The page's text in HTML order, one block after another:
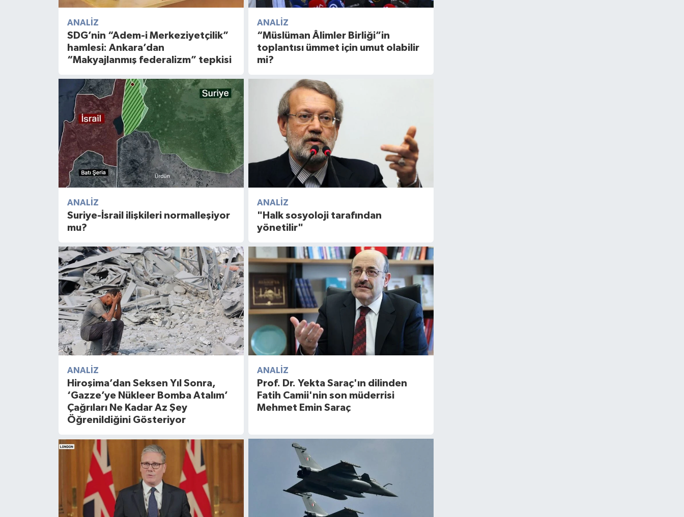
ANALIZ
SDG’nin “Adem-i Merkeziyetçilik”
hamlesi: Ankara’dan
“Makyajlanmış federalizm” tepkisi
ANALIZ
“Müslüman Âlimler Birliği”in
toplantısı ümmet için umut olabilir
mi?
ANALIZ
Suriye-İsrail ilişkileri normalleşiyor
mu?
ANALIZ
"Halk sosyoloji tarafından
yönetilir"
ANALIZ
Hiroşima’dan Seksen Yıl Sonra,
‘Gazze’ye Nükleer Bomba Atalım’
Çağrıları Ne Kadar Az Şey
Öğrenildiğini Gösteriyor
ANALIZ
Prof. Dr. Yekta Saraç'ın dilinden
Fatih Camii'nin son müderrisi
Mehmet Emin Saraç